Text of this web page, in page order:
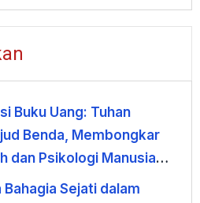
Buku Uang: Tuhan
Benda, Membongkar
dan Psikologi Manusia
Uang
Bahagia Sejati dalam